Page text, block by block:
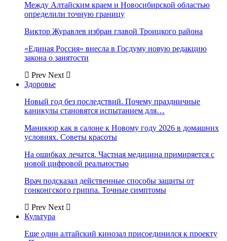
Между Алтайским краем и Новосибирской областью
определили точную границу
Виктор Журавлев избран главой Троицкого района
«Единая Россия» внесла в Госдуму новую редакцию
закона о занятости
Prev Next
Здоровье
Новый год без последствий. Почему праздничные
каникулы становятся испытанием для…
Маникюр как в салоне к Новому году 2026 в домашних
условиях. Советы красоты
На ошибках лечатся. Частная медицина примиряется с
новой цифровой реальностью
Врач подсказал действенные способы защиты от
гонконгского гриппа. Точные симптомы
Prev Next
Культура
Еще один алтайский кинозал присоединился к проекту